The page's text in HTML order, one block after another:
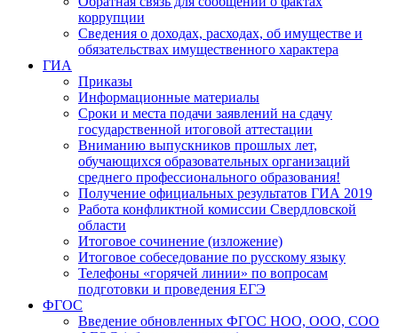
коррупции
Сведения о доходах, расходах, об имуществе и
обязательствах имущественного характера
ГИА
Приказы
Информационные материалы
Сроки и места подачи заявлений на сдачу
государственной итоговой аттестации
Вниманию выпускников прошлых лет,
обучающихся образовательных организаций
среднего профессионального образования!
Получение официальных результатов ГИА 2019
Работа конфликтной комиссии Свердловской
области
Итоговое сочинение (изложение)
Итоговое собеседование по русскому языку
Телефоны «горячей линии» по вопросам
подготовки и проведения ЕГЭ
ФГОС
Введение обновленных ФГОС НОО, ООО, СОО